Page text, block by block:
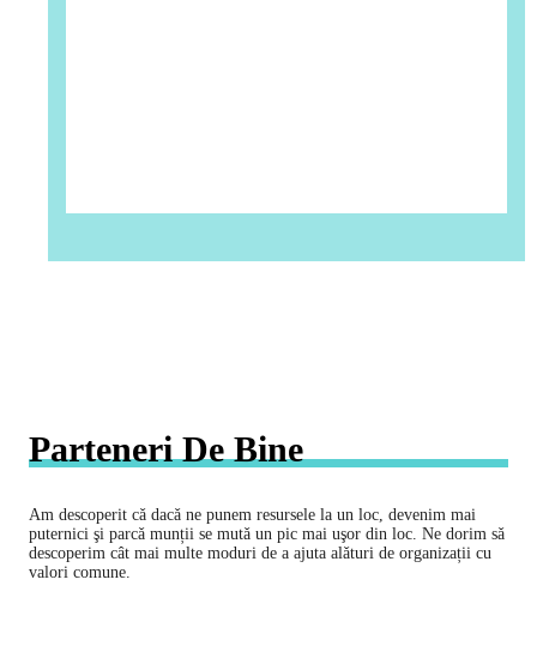
Parteneri De Bine
Am descoperit cǎ dacǎ ne punem resursele la un loc, devenim mai
puternici şi parcǎ munții se mutǎ un pic mai uşor din loc. Ne dorim sǎ
descoperim cât mai multe moduri de a ajuta alǎturi de organizații cu
valori comune.